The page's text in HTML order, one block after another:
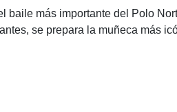
más importante del Polo
se prepara la muñeca más